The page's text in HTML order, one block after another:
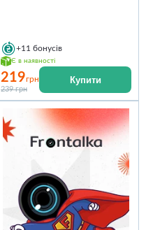
+11 бонусів
Є в наявності
219грн
239 грн
Купити